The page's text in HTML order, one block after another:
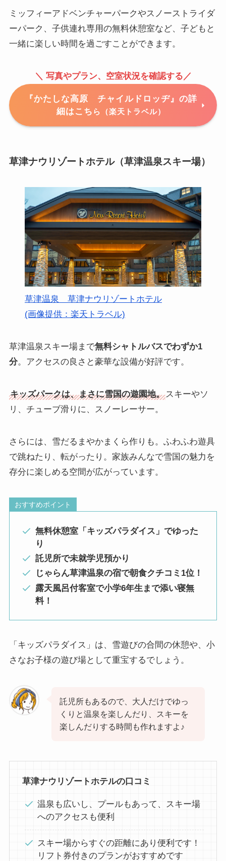
ミッフィーアドベンチャーパークやスノーストライダ
ーパーク、子供連れ専用の無料休憩室など、子どもと
一緒に楽しい時間を過ごすことができます。
＼ 写真やプラン、空室状況を確認する／
『かたしな高原 チャイルドロッヂ』の詳
細はこち ら（楽天トラベル）
草津ナウリゾートホテル（草津温泉スキー場）
草津温泉 草津ナウリゾートホテル
(画像提供：楽天トラベル)
草津温泉スキー場まで無料シャトルバスでわずか1
分。アクセスの良さと豪華な設備が好評です。
キッズパークは、まさに雪国の遊園地。スキーやソ
リ、チューブ滑りに、スノーレーサー。
さらには、雪だるまやかまくら作りも。ふわふわ遊具
で跳ねたり、転がったり。家族みんなで雪国の魅力を
存分に楽しめる空間が広がっています。
おすすめポイント
無料休憩室「キッズパラダイス」でゆった
り
託児所で未就学児預かり
じゃらん草津温泉の宿で朝食クチコミ1位！
露天風呂付客室で小学6年生まで添い寝無
料！
「キッズパラダイス」は、雪遊びの合間の休憩や、小
さなお子様の遊び場として重宝するでしょう。
託児所もあるので、大人だけでゆっ
くりと温泉を楽しんだり、スキーを
楽しんだりする時間も作れますよ♪
草津ナウリゾートホテルの口コミ
温泉も広いし、プールもあって、スキー場
へのアクセスも便利
スキー場からすぐの距離にあり便利です！
リフト券付きのプランがおすすめです